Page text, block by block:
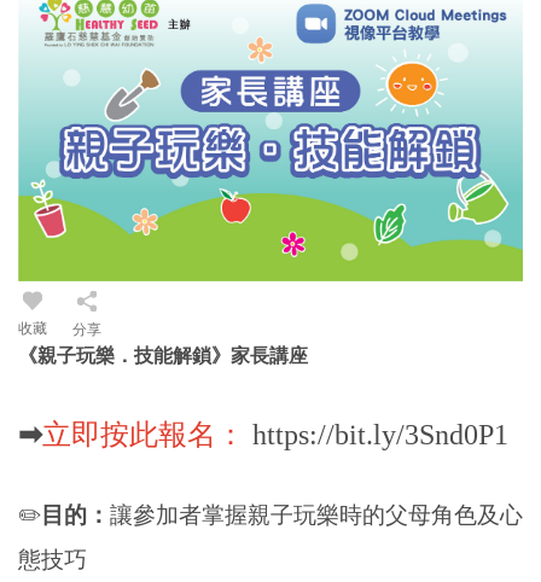
收藏 分享
《親子玩樂．技能解鎖》家長講座
➡立即按此報名： https://bit.ly/3Snd0P1
✏️目的： 讓參加者掌握親子玩樂時的父母角色及心
態技巧